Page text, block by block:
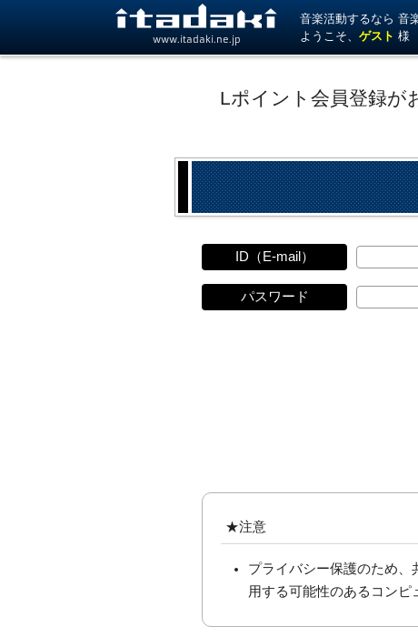
www.itadaki.ne.jp
音楽活動するなら 音
ようこそ、ゲスト 様
Lポイント会員登録が
ID（E-mail）
パスワード
★注意
プライバシー保護のため、
用する可能性のあるコンピ